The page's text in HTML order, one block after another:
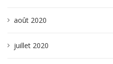
août 2020
juillet 2020